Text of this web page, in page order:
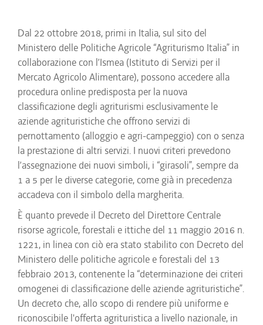
Dal 22 ottobre 2018, primi in Italia, sul sito del
Ministero delle Politiche Agricole “Agriturismo Italia” in
collaborazione con l’Ismea (Istituto di Servizi per il
Mercato Agricolo Alimentare), possono accedere alla
procedura online predisposta per la nuova
classificazione degli agriturismi esclusivamente le
aziende agrituristiche che offrono servizi di
pernottamento (alloggio e agri-campeggio) con o senza
la prestazione di altri servizi. I nuovi criteri prevedono
l’assegnazione dei nuovi simboli, i “girasoli”, sempre da
1 a 5 per le diverse categorie, come già in precedenza
accadeva con il simbolo della margherita.
È quanto prevede il Decreto del Direttore Centrale
risorse agricole, forestali e ittiche del 11 maggio 2016 n.
1221, in linea con ciò era stato stabilito con Decreto del
Ministero delle politiche agricole e forestali del 13
febbraio 2013, contenente la “determinazione dei criteri
omogenei di classificazione delle aziende agrituristiche”.
Un decreto che, allo scopo di rendere più uniforme e
riconoscibile l'offerta agrituristica a livello nazionale, in